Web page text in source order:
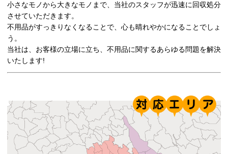
小さなモノから大きなモノまで、当社のスタッフが迅速に回収処分
させていただきます。
不用品がすっきりなくなることで、心も晴れやかになることでしょ
う。
当社は、お客様の立場に立ち、不用品に関するあらゆる問題を解決
いたします!